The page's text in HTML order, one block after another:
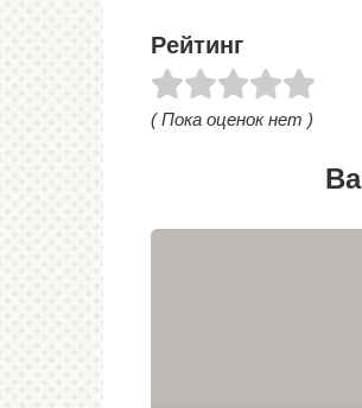
Рейтинг
( Пока оценок нет )